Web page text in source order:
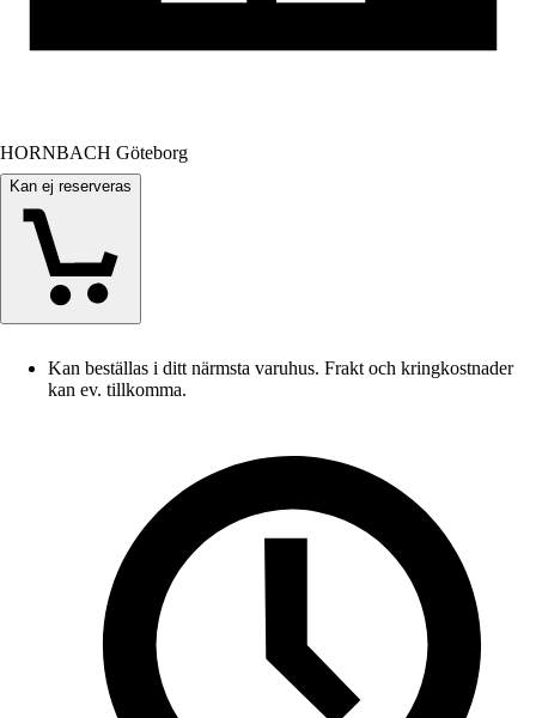
HORNBACH Göteborg
Kan ej reserveras
Kan beställas i ditt närmsta varuhus. Frakt och kringkostnader
kan ev. tillkomma.